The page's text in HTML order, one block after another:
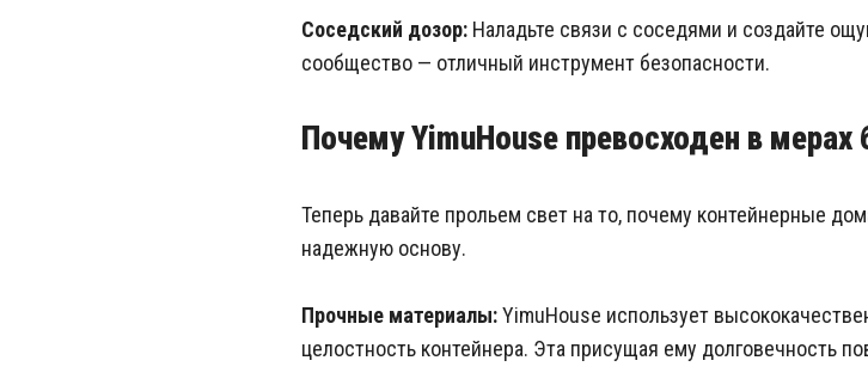
Соседский дозор: Наладьте связи с соседями и создайте
сообщество — отличный инструмент безопасности.
Почему YimuHouse превосходен в мерах
Теперь давайте прольем свет на то, почему контейнерные
надежную основу.
Прочные материалы:YimuHouse использует
целостность контейнера. Эта присущая ему долговечность